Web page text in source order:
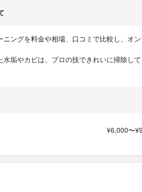
ングを料金や相場、口コミで比較し、オ
垢やカビは、プロの技できれいに掃除し
¥6,000〜